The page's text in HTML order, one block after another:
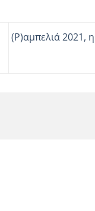
(Ρ)αμπελιά 2021,